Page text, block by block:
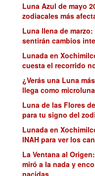
Luna Azul de mayo
zodiacales más
Luna llena de
sentirán cambios
Lunada en
cuesta el recorrido
¿Verás una Luna
llega como
Luna de las Flores
para tu signo del
Lunada en
INAH para ver los
La Ventana al
miró a la nada y
nacidas